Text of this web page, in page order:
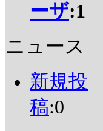
ーザ:1
ニュース
新規投
稿:0